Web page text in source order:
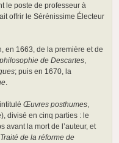
le poste de professeur à
offrir le Sérénissime Électeur
en 1663, de la première et de
de Descartes,
; puis en 1670, la
.
Œuvres posthumes,
divisé en cinq parties : le
avant la mort de l’auteur, et
Traité de la réforme de